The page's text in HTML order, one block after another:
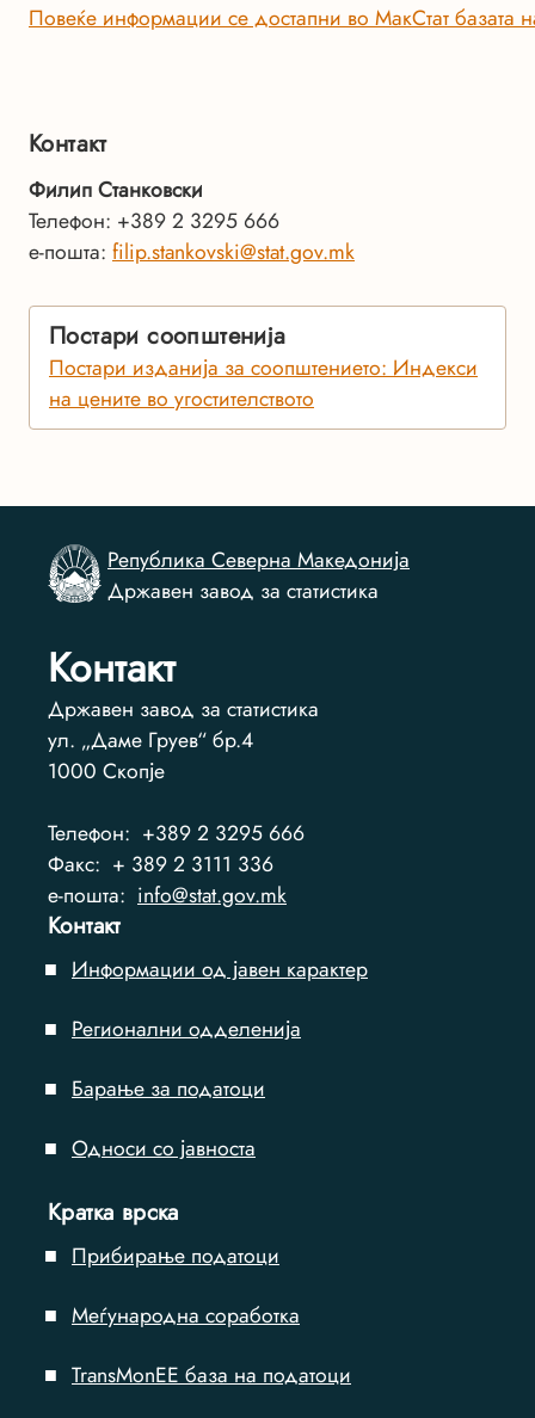
Повеќе информации се достапни во МакСтат базата
Контакт
Филип Станковски
Телефон: +389 2 3295 666
е-пошта: filip.stankovski@stat.gov.mk
Постари соопштенија
Постари изданија за соопштението: Индекси
на цените во угостителството
Република Северна Македонија
Државен завод за статистика
Контакт
Државен завод за статистика
ул. „Даме Груев“ бр.4
1000 Скопје
Телефон: +389 2 3295 666
Факс: + 389 2 3111 336
e-пошта: info@stat.gov.mk
Контакт
Информации од јавен карактер
Регионални одделенија
Барање за податоци
Односи со јавноста
Кратка врска
Прибирање податоци
Меѓународна соработка
TransMonEE база на податоци